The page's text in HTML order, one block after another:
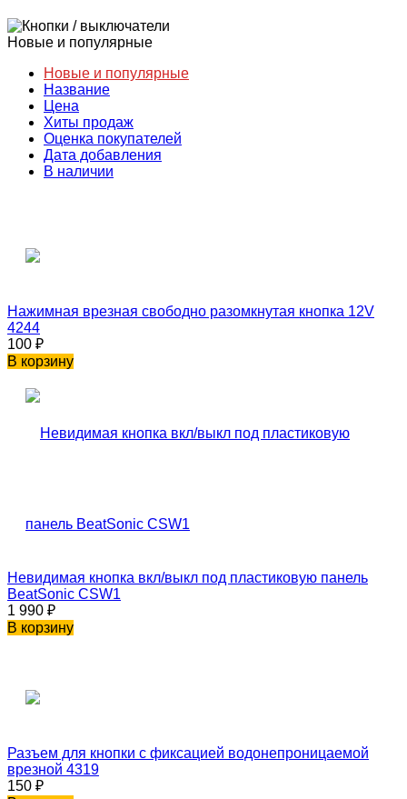
Новые и популярные
Новые и популярные
Название
Цена
Хиты продаж
Оценка покупателей
Дата добавления
В наличии
Нажимная врезная свободно разомкнутая кнопка 12V
4244
100 ₽
В корзину
Невидимая кнопка вкл/выкл под пластиковую панель
BeatSonic CSW1
1 990 ₽
В корзину
Разъем для кнопки с фиксацией водонепроницаемой
врезной 4319
150 ₽